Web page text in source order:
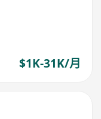
$1K-31K/月